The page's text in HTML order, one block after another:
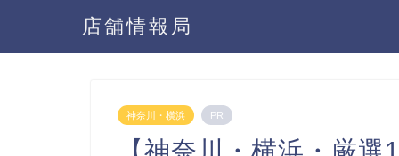
店舗情報局
神奈川・横浜 PR